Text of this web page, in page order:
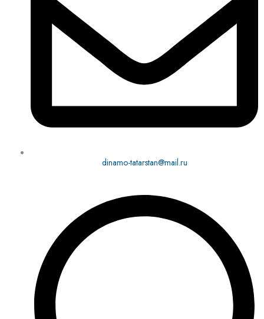
dinamo-tatarstan@mail.ru